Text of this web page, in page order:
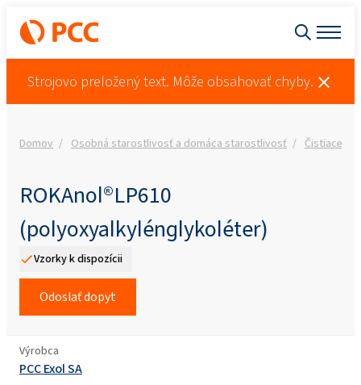
Strojovo preložený text. Môže obsahovať chyby.
Domov Osobná starostlivosť a domáca starostlivosť Čistiace
ROKAnol®LP610
(polyoxyalkylénglykoléter)
Vzorky k dispozícii
Odoslať dopyt
Výrobca
PCC Exol SA